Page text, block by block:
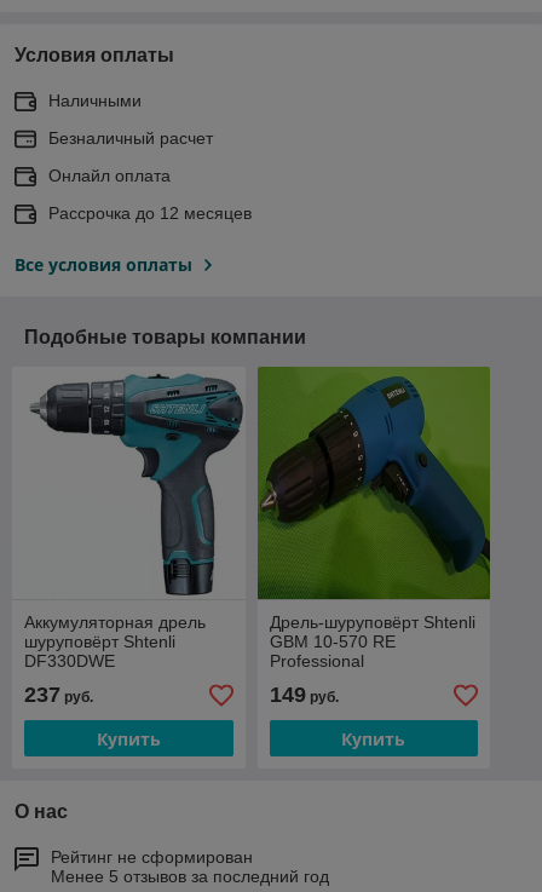
Условия оплаты
Наличными
Безналичный расчет
Онлайл оплата
Рассрочка до 12 месяцев
Все условия оплаты
Подобные товары компании
Аккумуляторная дрель
шуруповёрт Shtenli
DF330DWE
237 руб.
Купить
Дрель-шуруповёрт Shtenli
GBM 10-570 RE
Professional
149руб.
Купить
О нас
Рейтинг не сформирован
Менее 5 отзывов за последний год